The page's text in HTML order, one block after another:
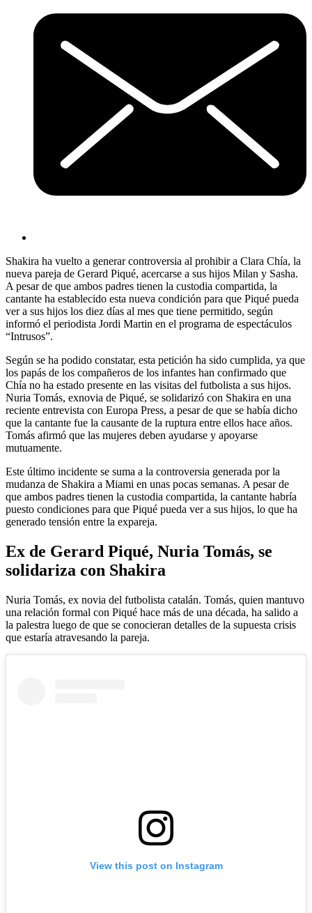
Shakira ha vuelto a generar controversia al prohibir a Clara Chía, la
nueva pareja de Gerard Piqué, acercarse a sus hijos Milan y Sasha.
A pesar de que ambos padres tienen la custodia compartida, la
cantante ha establecido esta nueva condición para que Piqué pueda
ver a sus hijos los diez días al mes que tiene permitido, según
informó el periodista Jordi Martin en el programa de espectáculos
“Intrusos”.
Según se ha podido constatar, esta petición ha sido cumplida, ya que
los papás de los compañeros de los infantes han confirmado que
Chía no ha estado presente en las visitas del futbolista a sus hijos.
Nuria Tomás, exnovia de Piqué, se solidarizó con Shakira en una
reciente entrevista con Europa Press, a pesar de que se había dicho
que la cantante fue la causante de la ruptura entre ellos hace años.
Tomás afirmó que las mujeres deben ayudarse y apoyarse
mutuamente.
Este último incidente se suma a la controversia generada por la
mudanza de Shakira a Miami en unas pocas semanas. A pesar de
que ambos padres tienen la custodia compartida, la cantante habría
puesto condiciones para que Piqué pueda ver a sus hijos, lo que ha
generado tensión entre la expareja.
Ex de Gerard Piqué, Nuria Tomás, se
solidariza con Shakira
Nuria Tomás, ex novia del futbolista catalán. Tomás, quien mantuvo
una relación formal con Piqué hace más de una década, ha salido a
la palestra luego de que se conocieran detalles de la supuesta crisis
que estaría atravesando la pareja.
View this post on Instagram